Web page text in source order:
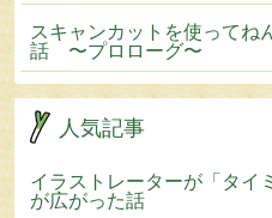
スキャンカットを使ってね
話 〜プロローグ〜
人気記事
イラストレーターが「タイ
が広がった話